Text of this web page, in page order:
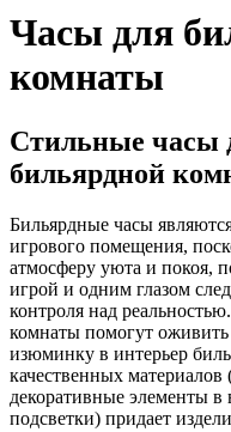
Часы для
комнаты
Стильные часы
бильярдной
Бильярдные часы
игрового помещения,
атмосферу уюта и покоя,
игрой и одним глазом
контроля над
комнаты помогут
изюминку в интерьер
качественных материалов
декоративные элементы в
подсветки) придает